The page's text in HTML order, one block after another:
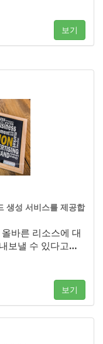
보기
성 서비스를 제공합
바른 리소스에 대
보낼 수 있다고…
보기